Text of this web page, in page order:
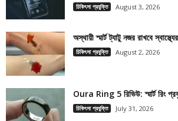
চিকিৎসা প্রযুক্তি August 3, 2026
অস্থায়ী স্মার্ট ট্যাটু নজর রাখবে
চিকিৎসা প্রযুক্তি August 2, 2026
Oura Ring 5 রিভিউ: স্মার্ট রিং
চিকিৎসা প্রযুক্তি July 31, 2026